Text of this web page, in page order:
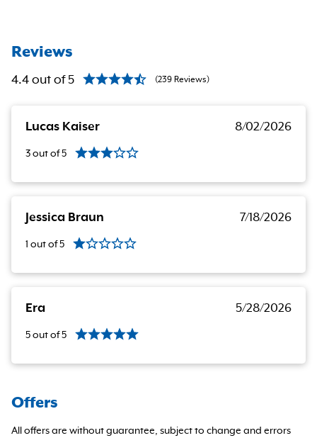
Reviews
4.4 out of5 (239 Reviews)
Lucas Kaiser 8/02/2026
3out of5
Jessica Braun 7/18/2026
1 out of5
Era 5/28/2026
5out of5
Offers
All offers are without guarantee, subject to change and errors